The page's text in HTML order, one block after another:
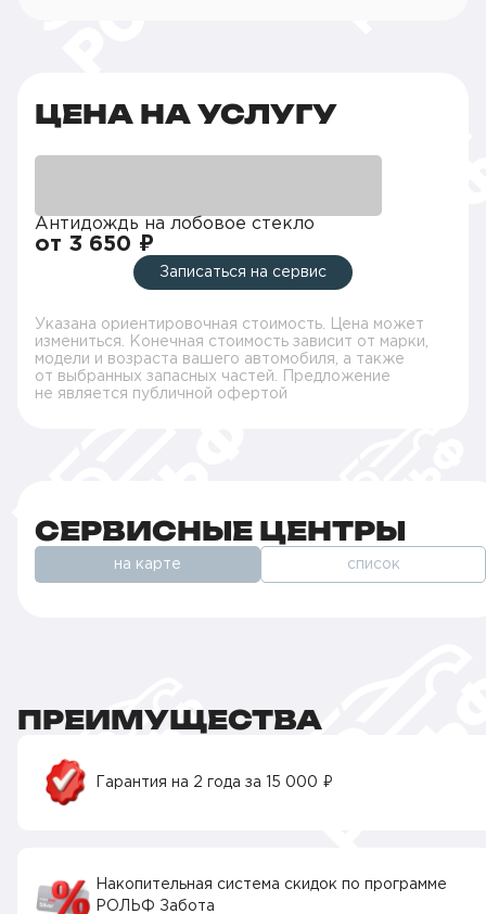
ЦЕНА НА УСЛУГУ
Антидождь на лобовое стекло
от 3 650 ₽
Записаться на сервис
Указана ориентировочная стоимость. Цена может
измениться. Конечная стоимость зависит от марки,
модели и возраста вашего автомобиля, а также
от выбранных запасных частей. Предложение
не является публичной офертой
СЕРВИСНЫЕ ЦЕНТРЫ
на карте список
ПРЕИМУЩЕСТВА
Гарантия на 2 года за 15 000 ₽
Накопительная система скидок по программе
РОЛЬФ Забота